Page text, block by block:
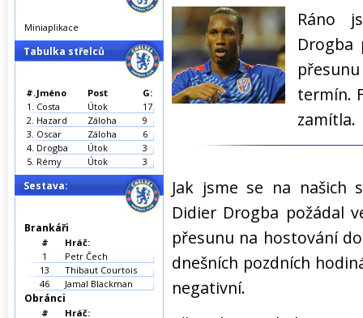
Ráno
Drogba
termín.
zamítla.
Jak jsme se na našich
Didier Drogba požádal
přesunu na hostování
dnešních pozdních
negativní.
Miniaplikace
Tabulka střelců
#.Jméno Post
G:
1. Costa Útok
17
2. Hazard Záloha
9
3. Oscar Záloha
6
4. Drogba Útok
3
5. Rémy Útok 3
Sestava:
Brankáři
#
Hráč:
1
Petr Čech
13
Thibaut Courtois
46
Jamal Blackman
Obránci
#
Hráč: